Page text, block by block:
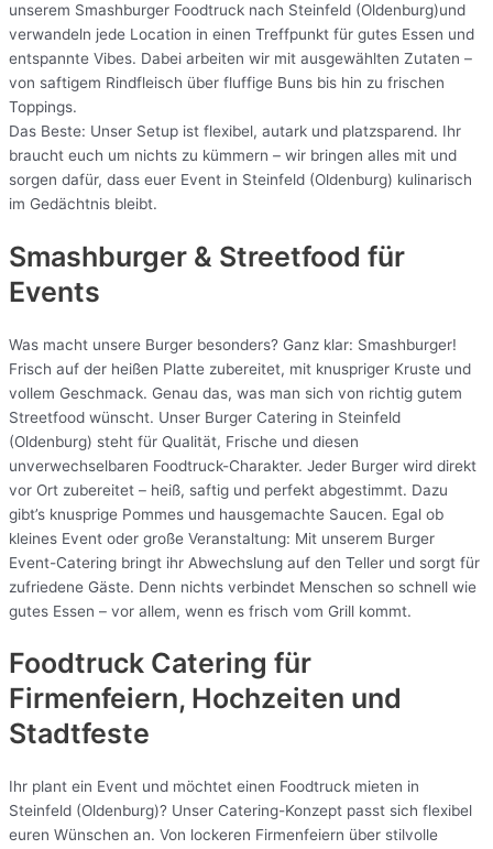
unserem Smashburger Foodtruck nach Steinfeld (Oldenburg)und
verwandeln jede Location in einen Treffpunkt für gutes Essen und
entspannte Vibes. Dabei arbeiten wir mit ausgewählten Zutaten –
von saftigem Rindfleisch über fluffige Buns bis hin zu frischen
Toppings.
Das Beste: Unser Setup ist flexibel, autark und platzsparend. Ihr
braucht euch um nichts zu kümmern – wir bringen alles mit und
sorgen dafür, dass euer Event in Steinfeld (Oldenburg) kulinarisch
im Gedächtnis bleibt.
Smashburger & Streetfood für
Events
Was macht unsere Burger besonders? Ganz klar: Smashburger!
Frisch auf der heißen Platte zubereitet, mit knuspriger Kruste und
vollem Geschmack. Genau das, was man sich von richtig gutem
Streetfood wünscht. Unser Burger Catering in Steinfeld
(Oldenburg) steht für Qualität, Frische und diesen
unverwechselbaren Foodtruck-Charakter. Jeder Burger wird direkt
vor Ort zubereitet – heiß, saftig und perfekt abgestimmt. Dazu
gibt’s knusprige Pommes und hausgemachte Saucen. Egal ob
kleines Event oder große Veranstaltung: Mit unserem Burger
Event-Catering bringt ihr Abwechslung auf den Teller und sorgt für
zufriedene Gäste. Denn nichts verbindet Menschen so schnell wie
gutes Essen – vor allem, wenn es frisch vom Grill kommt.
Foodtruck Catering für
Firmenfeiern, Hochzeiten und
Stadtfeste
Ihr plant ein Event und möchtet einen Foodtruck mieten in
Steinfeld (Oldenburg)? Unser Catering-Konzept passt sich flexibel
euren Wünschen an. Von lockeren Firmenfeiern über stilvolle